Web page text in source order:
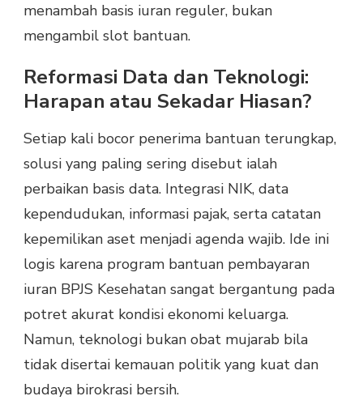
menambah basis iuran reguler, bukan
mengambil slot bantuan.
Reformasi Data dan Teknologi:
Harapan atau Sekadar Hiasan?
Setiap kali bocor penerima bantuan terungkap,
solusi yang paling sering disebut ialah
perbaikan basis data. Integrasi NIK, data
kependudukan, informasi pajak, serta catatan
kepemilikan aset menjadi agenda wajib. Ide ini
logis karena program bantuan pembayaran
iuran BPJS Kesehatan sangat bergantung pada
potret akurat kondisi ekonomi keluarga.
Namun, teknologi bukan obat mujarab bila
tidak disertai kemauan politik yang kuat dan
budaya birokrasi bersih.